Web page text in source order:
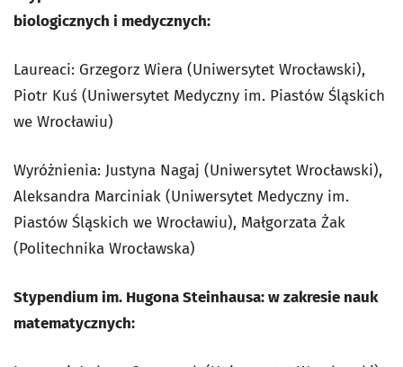
biologicznych i medycznych:
Laureaci: Grzegorz Wiera (Uniwersytet Wrocławski),
Piotr Kuś (Uniwersytet Medyczny im. Piastów Śląskich
we Wrocławiu)
Wyróżnienia: Justyna Nagaj (Uniwersytet Wrocławski),
Aleksandra Marciniak (Uniwersytet Medyczny im.
Piastów Śląskich we Wrocławiu), Małgorzata Żak
(Politechnika Wrocławska)
Stypendium im. Hugona Steinhausa: w zakresie nauk
matematycznych: